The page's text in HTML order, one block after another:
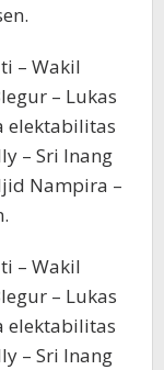
– Wakil
– Lukas
elektabilitas
– Sri Inang
Nampira –
– Wakil
– Lukas
elektabilitas
– Sri Inang